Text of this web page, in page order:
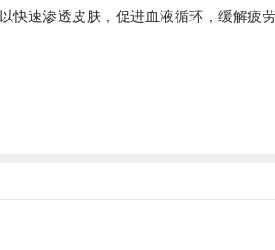
速渗透皮肤，促进血液循环，缓解疲劳